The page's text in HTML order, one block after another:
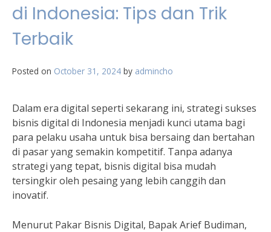
di Indonesia: Tips dan Trik
Terbaik
Posted on October 31, 2024 by admincho
Dalam era digital seperti sekarang ini, strategi sukses
bisnis digital di Indonesia menjadi kunci utama bagi
para pelaku usaha untuk bisa bersaing dan bertahan
di pasar yang semakin kompetitif. Tanpa adanya
strategi yang tepat, bisnis digital bisa mudah
tersingkir oleh pesaing yang lebih canggih dan
inovatif.
Menurut Pakar Bisnis Digital, Bapak Arief Budiman,